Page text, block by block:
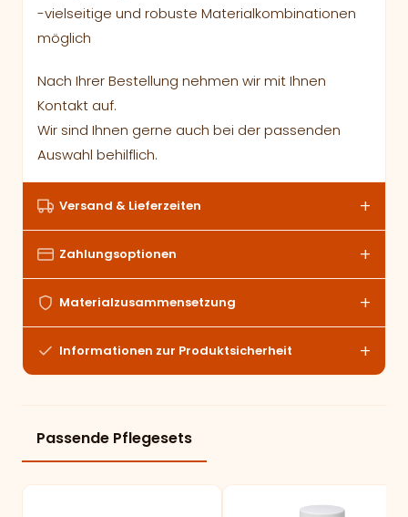
-vielseitige und robuste Materialkombinationen
möglich
Nach Ihrer Bestellung nehmen wir mit Ihnen
Kontakt auf.
Wir sind Ihnen gerne auch bei der passenden
Auswahl behilflich.
Versand & Lieferzeiten
Zahlungsoptionen
Materialzusammensetzung
Informationen zur Produktsicherheit
Passende Pflegesets